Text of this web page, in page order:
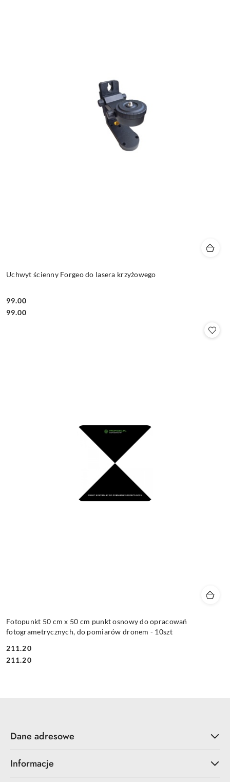
Uchwyt ścienny Forgeo do lasera krzyżowego
Cena:
99.00
Cena:
99.00
Fotopunkt 50 cm x 50 cm punkt osnowy do opracowań
fotogrametrycznych, do pomiarów dronem - 10szt
Cena:
211.20
Cena:
211.20
Dane adresowe
Informacje